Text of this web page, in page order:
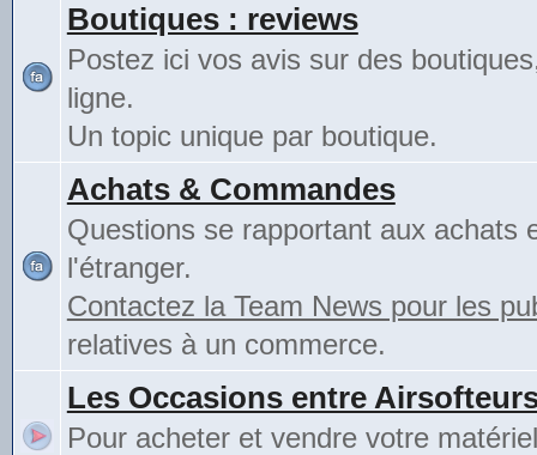
Boutiques : reviews
Postez ici vos avis sur des
ligne.
Un topic unique par boutique.
Achats & Commandes
Questions se rapportant aux achats
l'étranger.
Contactez la Team News pour les
relatives à un commerce.
Les Occasions entre
Pour acheter et vendre votre